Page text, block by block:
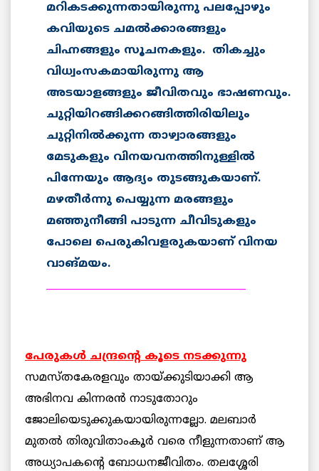
മറികടക്കുന്നതായിരുന്നു പലപ്പോഴും
കവിയുടെ ചമല്‍ക്കാരങ്ങളും
ചിഹ്നങ്ങളും സൂചനകളും. തികച്ചും
വിധ്വംസകമായിരുന്നു ആ
അടയാളങ്ങളും ജീവിതവും ഭാഷണവും.
ചുറ്റിയിറങ്ങിക്കറങ്ങിത്തിരിയിലും
ചുറ്റിനില്‍ക്കുന്ന താഴ്വാരങ്ങളും
മേടുകളും വിനയവനത്തിനുള്ളില്‍
പിന്നേയും ആദ്യം തുടങ്ങുകയാണ്.
മഴതീര്‍ന്നു പെയ്യുന്ന മരങ്ങളും
മഞ്ഞുനീങ്ങി പാടുന്ന ചീവിടുകളും
പോലെ പെരുകിവളരുകയാണ് വിനയ
വാങ്മയം.
________________________________________
പേരുകള്‍ ചന്ദ്രന്റെ കൂടെ നടക്കുന്നു
സമസ്തകേരളവും തായ്ക്കുടിയാക്കി ആ
അഭിനവ കിന്നരന്‍ നാടുതോറും
ജോലിയെടുക്കുകയായിരുന്നല്ലോ. മലബാര്‍
മുതല്‍ തിരുവിതാംകൂര്‍ വരെ നീളുന്നതാണ് ആ
അധ്യാപകന്റെ ബോധനജീവിതം. തലശ്ശേരി